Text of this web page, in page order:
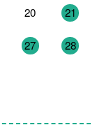
20 21
27 28